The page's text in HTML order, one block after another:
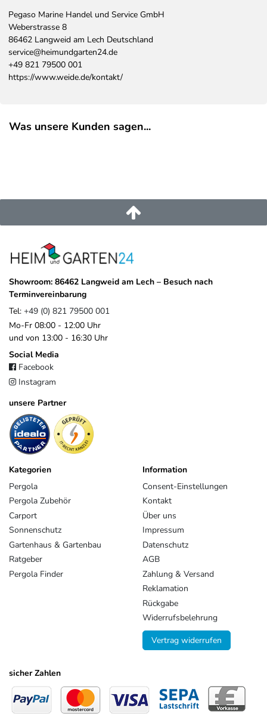
Pegaso Marine Handel und Service GmbH
Weberstrasse 8
86462 Langweid am Lech Deutschland
service@heimundgarten24.de
+49 821 79500 001
https://www.weide.de/kontakt/
Was unsere Kunden sagen...
Showroom: 86462 Langweid am Lech – Besuch nach
Terminvereinbarung
Tel: +49 (0) 821 79500 001
Mo-Fr 08:00 - 12:00 Uhr
und von 13:00 - 16:30 Uhr
Social Media
Facebook
Instagram
unsere Partner
Kategorien
Pergola
Pergola Zubehör
Carport
Sonnenschutz
Gartenhaus & Gartenbau
Ratgeber
Pergola Finder
Information
Consent-Einstellungen
Kontakt
Über uns
Impressum
Datenschutz
AGB
Zahlung & Versand
Reklamation
Rückgabe
Widerrufsbelehrung
Vertrag widerrufen
sicher Zahlen